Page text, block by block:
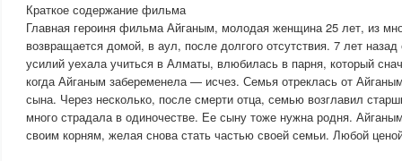
Краткое содержание фильма
Главная героиня фильма Айганым, молодая женщина 25 лет, из
возвращается домой, в аул, после долгого отсутствия. 7 лет
усилий уехала учиться в Алматы, влюбилась в парня, который
когда Айганым забеременела — исчез. Семья отреклась от
сына. Через несколько, после смерти отца, семью возглавил
много страдала в одиночестве. Ее сыну тоже нужна родня.
своим корням, желая снова стать частью своей семьи. Любой